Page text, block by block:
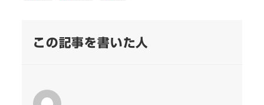
この記事を書いた人